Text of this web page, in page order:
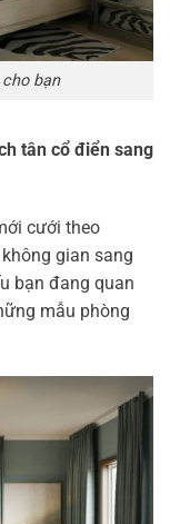
bạn
tân cổ điển sang
cưới theo
gian sang
bạn đang quan
mẫu phòng